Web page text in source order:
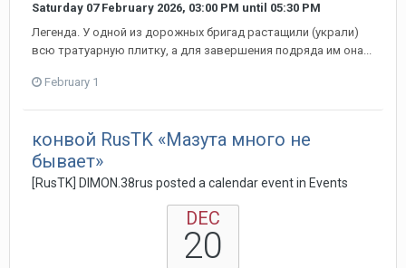
Saturday 07 February 2026, 03:00 PM until 05:30 PM
Легенда. У одной из дорожных бригад растащили (украли)
всю тратуарную плитку, а для завершения подряда им она...
February 1
конвой RusTK «Мазута много не
бывает»
[RusTK] DIMON.38rus posted a calendar event in Events
DEC
20